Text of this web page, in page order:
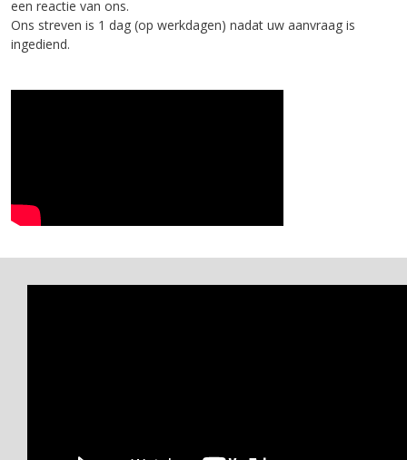
een reactie van ons.
Ons streven is 1 dag (op werkdagen) nadat uw aanvraag is
ingediend.